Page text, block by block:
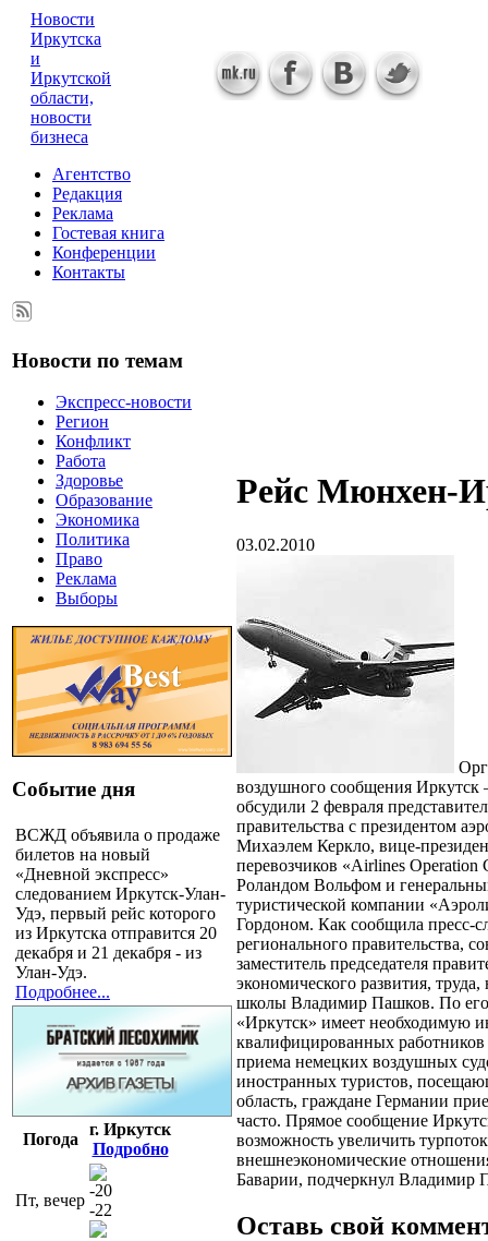
Новости
Иркутска
и
Иркутской
области,
новости
бизнеса
Агентство
Редакция
Реклама
Гостевая книга
Конференции
Контакты
Новости по темам
Экспресс-новости
Регион
Конфликт
Работа
Здоровье
Образование
Экономика
Политика
Право
Реклама
Выборы
Событие дня
ВСЖД объявила о продаже
билетов на новый
«Дневной экспресс»
следованием Иркутск-Улан-
Удэ, первый рейс которого
из Иркутска отправится 20
декабря и 21 декабря - из
Улан-Удэ.
Подробнее...
Погода
г. Иркутск
Подробно
Пт, вечер
-20
-22
Рейс Мюнхен-
03.02.2010
воздушного сообщения
обсудили 2 февраля
правительства с президентом
Михаэлем Керкло, вице-
перевозчиков «Airlines Operation
Роландом Вольфом и
туристической компании
Гордоном. Как сообщила пресс-
регионального правительства,
заместитель председателя
экономического развития,
школы Владимир Пашков. По
«Иркутск» имеет необходимую
квалифицированных
приема немецких воздушных
иностранных туристов,
область, граждане Германии
часто. Прямое сообщение
возможность увеличить
внешнеэкономические
Баварии, подчеркнул Владимир
Оставь свой